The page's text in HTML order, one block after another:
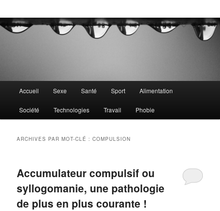
principal
Accueil Sexe Santé Sport Alimentation
Société Technologies Travail Phobie
ARCHIVES PAR MOT-CLÉ :COMPULSION
Accumulateur compulsif ou
syllogomanie, une pathologie
de plus en plus courante !